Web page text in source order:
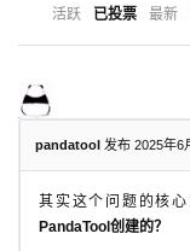
活跃 已投票 最新
pandatool 发布 2025年6
其实这个问题的核
PandaTool创建的？